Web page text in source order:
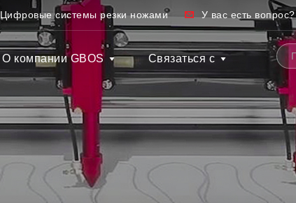
Цифровые системы резки ножами У вас есть вопрос?
О компании GBOS Связаться с